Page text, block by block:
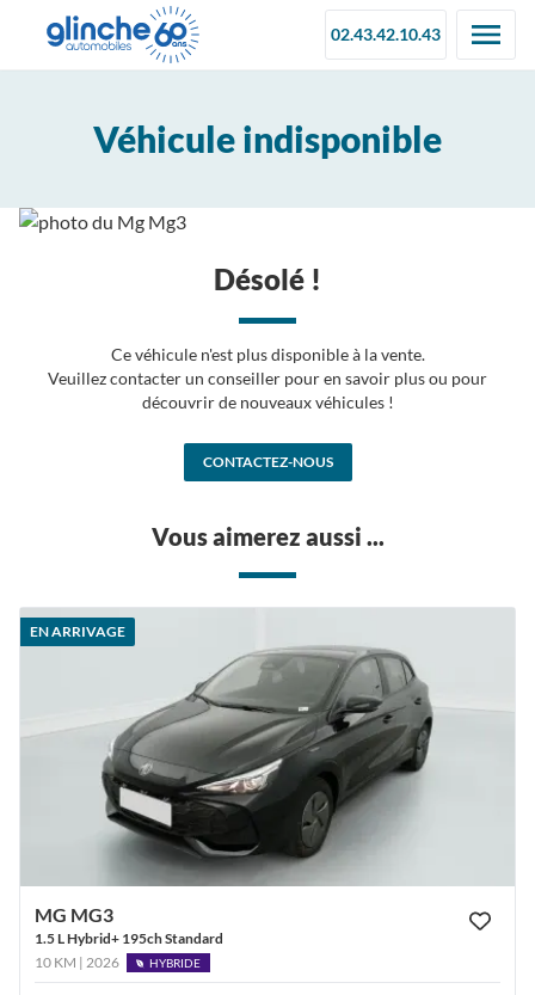
02.43.42.10.43
Véhicule indisponible
Désolé !
Ce véhicule n'est plus disponible à la vente.
Veuillez contacter un conseiller pour en savoir plus ou pour
découvrir de nouveaux véhicules !
CONTACTEZ-NOUS
Vous aimerez aussi ...
EN ARRIVAGE
MG MG3
1.5 L Hybrid+ 195ch Standard
10 KM | 2026
HYBRIDE